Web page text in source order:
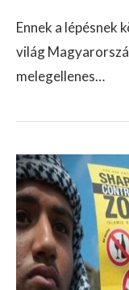
Ennek a lépésnek
világ
melegellenes…